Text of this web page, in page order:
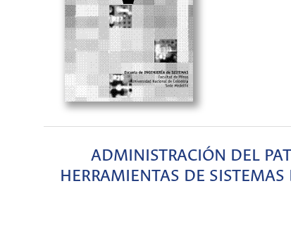
ADMINISTRACIÓN DEL
HERRAMIENTAS DE